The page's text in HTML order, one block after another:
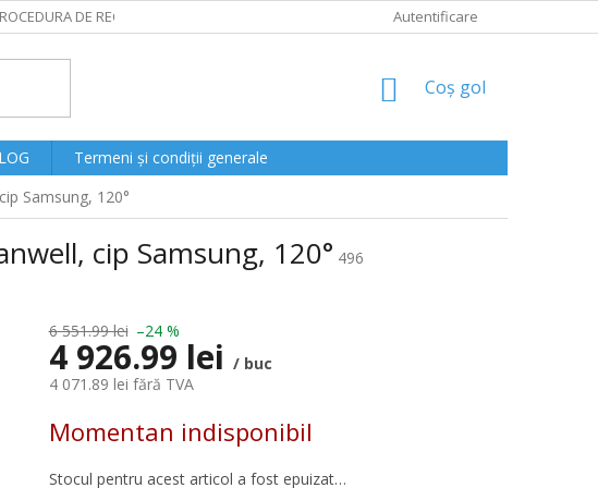
DE RECLAMAȚII Autentificare
COŞ
CUMPĂRĂTURI
Coş gol
Termeni și condiții generale
Samsung, 120°
cip Samsung, 120° 496
6 551.99 lei –24 %
4 926.99 lei / buc
4 071.89 lei fără TVA
preţ:
Momentan indisponibil
Stocul pentru acest articol a fost epuizat…